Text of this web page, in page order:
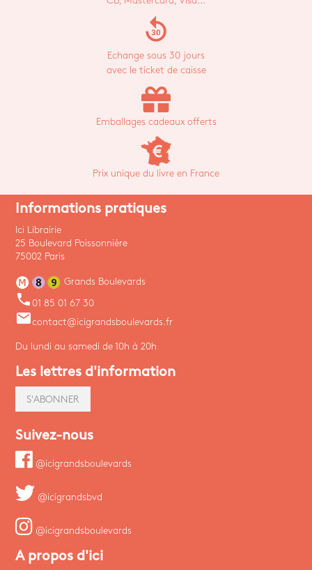
replay_30
Echange sous 30 jours
avec le ticket de caisse
Emballages cadeaux offerts
Prix unique du livre en France
Informations pratiques
Ici Librairie
25 Boulevard Poissonnière
75002 Paris
Grands Boulevards
phone 01 85 01 67 30
emailcontact@icigrandsboulevards.fr
Du lundi au samedi de 10h à 20h
Les lettres d'information
S'ABONNER
Suivez-nous
@icigrandsboulevards
@icigrandsbvd
@icigrandsboulevards
A propos d'ici